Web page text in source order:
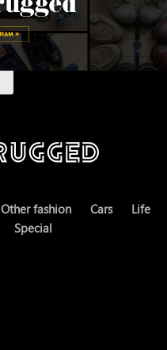
Other fashion Cars
Life
Special